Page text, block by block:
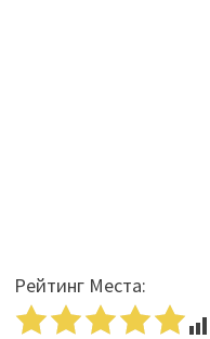
Рейтинг Места: